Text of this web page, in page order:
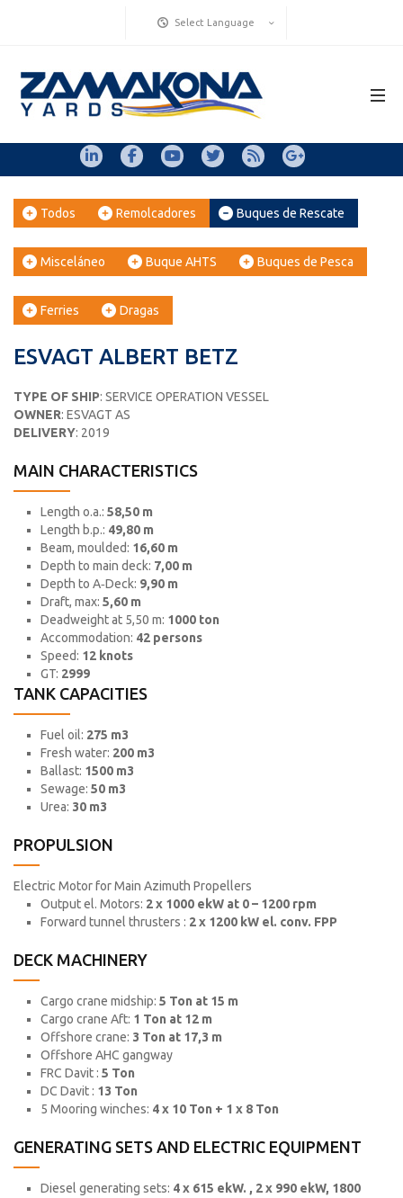
Select Language
Todos Remolcadores Buques de Rescate
Misceláneo Buque AHTS Buques de Pesca
Ferries Dragas
ESVAGT ALBERT BETZ
TYPE OF SHIP: SERVICE OPERATION VESSEL
OWNER: ESVAGT AS
DELIVERY: 2019
MAIN CHARACTERISTICS
Length o.a.: 58,50 m
Length b.p.: 49,80 m
Beam, moulded: 16,60 m
Depth to main deck: 7,00 m
Depth to A‐Deck: 9,90 m
Draft, max: 5,60 m
Deadweight at 5,50 m: 1000 ton
Accommodation: 42 persons
Speed: 12 knots
GT: 2999
TANK CAPACITIES
Fuel oil: 275 m3
Fresh water: 200 m3
Ballast: 1500 m3
Sewage: 50 m3
Urea: 30 m3
PROPULSION
Electric Motor for Main Azimuth Propellers
Output el. Motors: 2 x 1000 ekW at 0 – 1200 rpm
Forward tunnel thrusters : 2 x 1200 kW el. conv. FPP
DECK MACHINERY
Cargo crane midship: 5 Ton at 15 m
Cargo crane Aft: 1 Ton at 12 m
Offshore crane: 3 Ton at 17,3 m
Offshore AHC gangway
FRC Davit : 5 Ton
DC Davit : 13 Ton
5 Mooring winches: 4 x 10 Ton + 1 x 8 Ton
GENERATING SETS AND ELECTRIC EQUIPMENT
Diesel generating sets: 4 x 615 ekW. , 2 x 990 ekW, 1800